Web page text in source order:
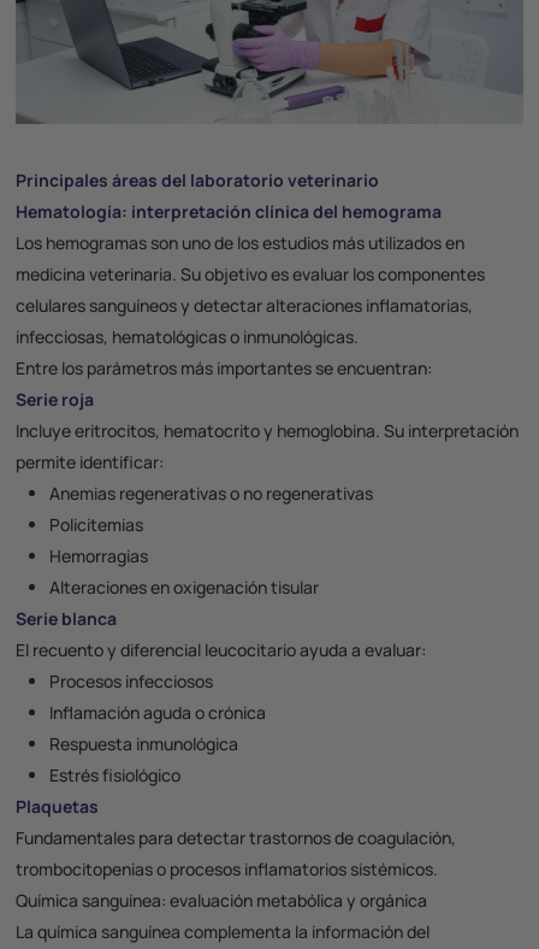
Principales áreas del laboratorio veterinario
Hematología: interpretación clínica del hemograma
Los hemogramas son uno de los estudios más utilizados en
medicina veterinaria. Su objetivo es evaluar los componentes
celulares sanguíneos y detectar alteraciones inflamatorias,
infecciosas, hematológicas o inmunológicas.
Entre los parámetros más importantes se encuentran:
Serie roja
Incluye eritrocitos, hematocrito y hemoglobina. Su interpretación
permite identificar:
Anemias regenerativas o no regenerativas
Policitemias
Hemorragias
Alteraciones en oxigenación tisular
Serie blanca
El recuento y diferencial leucocitario ayuda a evaluar:
Procesos infecciosos
Inflamación aguda o crónica
Respuesta inmunológica
Estrés fisiológico
Plaquetas
Fundamentales para detectar trastornos de coagulación,
trombocitopenias o procesos inflamatorios sistémicos.
Química sanguínea: evaluación metabólica y orgánica
La química sanguínea complementa la información del